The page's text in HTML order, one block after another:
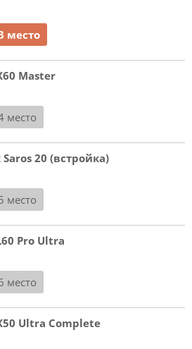
место
Master
место
20 (встройка)
место
Pro Ultra
место
Ultra Complete